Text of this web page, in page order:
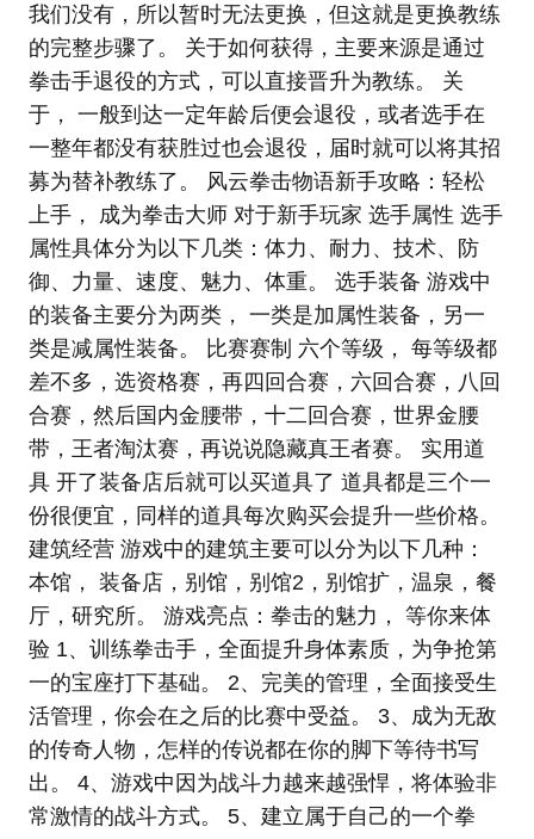
我们没有，所以暂时无法更换，但这就是更换教练
的完整步骤了。 关于如何获得，主要来源是通过
拳击手退役的方式，可以直接晋升为教练。 关
于， 一般到达一定年龄后便会退役，或者选手在
一整年都没有获胜过也会退役，届时就可以将其招
募为替补教练了。 风云拳击物语新手攻略：轻松
上手， 成为拳击大师 对于新手玩家 选手属性 选手
属性具体分为以下几类：体力、耐力、技术、防
御、力量、速度、魅力、体重。 选手装备 游戏中
的装备主要分为两类， 一类是加属性装备，另一
类是减属性装备。 比赛赛制 六个等级， 每等级都
差不多，选资格赛，再四回合赛，六回合赛，八回
合赛，然后国内金腰带，十二回合赛，世界金腰
带，王者淘汰赛，再说说隐藏真王者赛。 实用道
具 开了装备店后就可以买道具了 道具都是三个一
份很便宜，同样的道具每次购买会提升一些价格。
建筑经营 游戏中的建筑主要可以分为以下几种：
本馆， 装备店，别馆，别馆2，别馆扩，温泉，餐
厅，研究所。 游戏亮点：拳击的魅力， 等你来体
验 1、训练拳击手，全面提升身体素质，为争抢第
一的宝座打下基础。 2、完美的管理，全面接受生
活管理，你会在之后的比赛中受益。 3、成为无敌
的传奇人物，怎样的传说都在你的脚下等待书写
出。 4、游戏中因为战斗力越来越强悍，将体验非
常激情的战斗方式。 5、建立属于自己的一个拳